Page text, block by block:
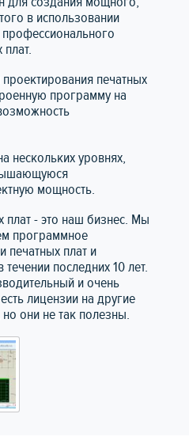
в использовании
печатных
программу на
нескольких уровнях,
мощность.
плат - это наш бизнес. Мы
программное
печатных плат и
течении последних 10 лет.
и очень
лицензии на другие
они не так полезны.